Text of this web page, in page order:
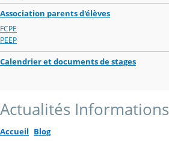
Association parents d'élèves
FCPE
PEEP
Calendrier et documents de stages
Actualités Informations
Accueil Blog